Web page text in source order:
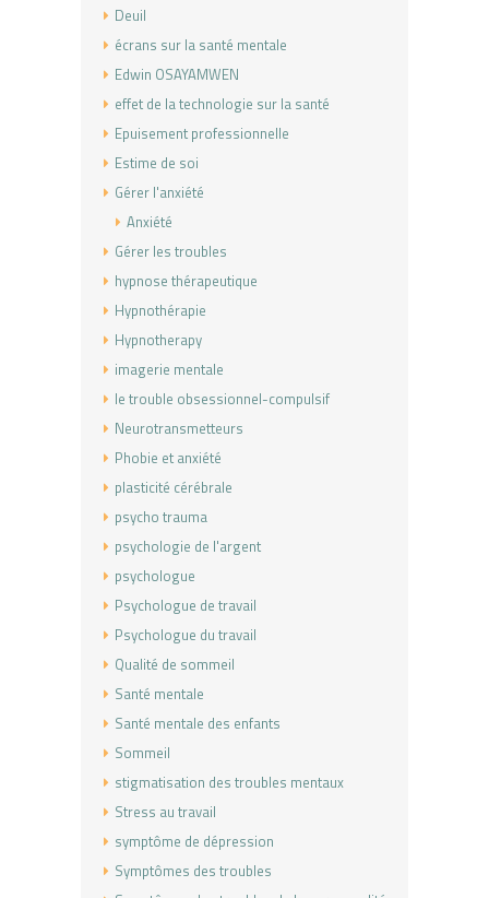
Deuil
écrans sur la santé mentale
Edwin OSAYAMWEN
effet de la technologie sur la santé
Epuisement professionnelle
Estime de soi
Gérer l'anxiété
Anxiété
Gérer les troubles
hypnose thérapeutique
Hypnothérapie
Hypnotherapy
imagerie mentale
le trouble obsessionnel-compulsif
Neurotransmetteurs
Phobie et anxiété
plasticité cérébrale
psycho trauma
psychologie de l'argent
psychologue
Psychologue de travail
Psychologue du travail
Qualité de sommeil
Santé mentale
Santé mentale des enfants
Sommeil
stigmatisation des troubles mentaux
Stress au travail
symptôme de dépression
Symptômes des troubles